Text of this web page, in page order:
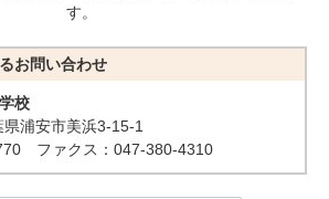
す。
お問い合わせ
校
浦安市美浜3-15-1
ファクス：047-380-4310